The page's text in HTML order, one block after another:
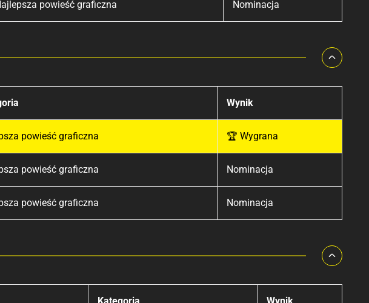
powieść graficzna Nominacja
Wynik
powieść graficzna 🏆 Wygrana
powieść graficzna Nominacja
powieść graficzna Nominacja